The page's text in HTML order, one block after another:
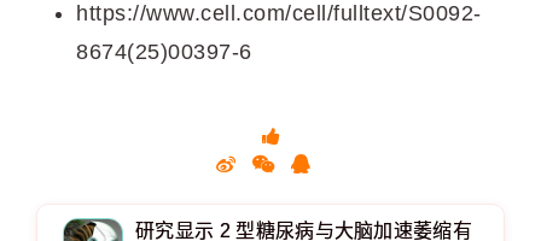
https://www.cell.com/cell/fulltext/S0092-
8674(25)00397-6
研究显示 2 型糖尿病与大脑加速萎缩有